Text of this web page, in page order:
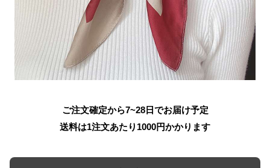
ご注文確定から7~28日でお届け予定
送料は1注文あたり 1000円かかります